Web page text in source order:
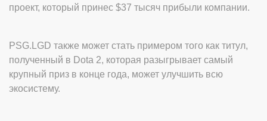
проект, который принес $37 тысяч прибыли компании.
PSG.LGD также может стать примером того как титул,
полученный в Dota 2, которая разыгрывает самый
крупный приз в конце года, может улучшить всю
экосистему.